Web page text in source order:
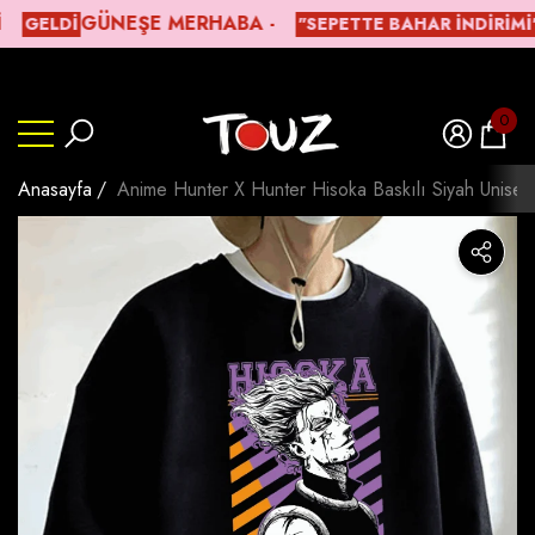
GELDİㅤGÜNEŞE MERHABA - "SEPETTE BAHAR İNDIRIMI"
0
0
ürün
Anasayfa Anime Hunter X Hunter Hisoka Baskılı Siyah